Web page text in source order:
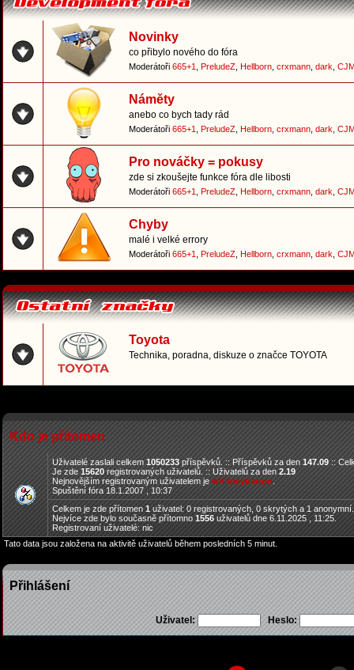
Novinky
co přibylo nového do fóra
Moderátoři 665+1 PreludeZ Hellborn crxmann dark
Náměty
anebo co bych tady rád
Moderátoři 665+1 PreludeZ Hellborn crxmann dark
Pro nováčky = pokusy
zde si zkoušejte funkce fóra dle libosti
Moderátoři 665+1 PreludeZ Hellborn crxmann dark
Chyby
malé i velké errory
Moderátoři 665+1 PreludeZ Hellborn crxmann dark
Toyota
Technika, poradna, diskuze o značce TOYOTA
Kdo je přítomen
Uživatelé zaslali celkem1050233příspěvků. :: Příspěvků za den147.09::
Je zde15620 registrovaných uživatelů. :: Uživatelů za den2.19
Nejnovějším registrovaným uživatelem jewhitneybarron
Spuštění fóra 18.1.2007 , 10:37
Celkem je zde přítomen 1 uživatel: 0 registrovaných, 0 skrytých a 1
Nejvíce zde bylo současně přítomno 1556 uživatelů dne 6.11.2025 , 11:25.
Registrovaní uživatelé: nic
Tato data jsou založena na aktivitě uživatelů během posledních 5 minut.
Přihlášení
Uživatel: Heslo: